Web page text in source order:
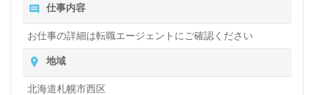
仕事内容
お仕事の詳細は転職エージェントにご確認ください
地域
北海道札幌市西区